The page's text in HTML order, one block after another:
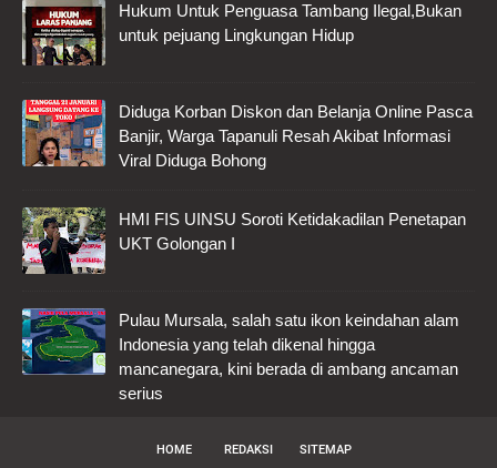
Hukum Untuk Penguasa Tambang Ilegal,Bukan
untuk pejuang Lingkungan Hidup
Diduga Korban Diskon dan Belanja Online Pasca
Banjir, Warga Tapanuli Resah Akibat Informasi
Viral Diduga Bohong
HMI FIS UINSU Soroti Ketidakadilan Penetapan
UKT Golongan I
Pulau Mursala, salah satu ikon keindahan alam
Indonesia yang telah dikenal hingga
mancanegara, kini berada di ambang ancaman
serius
HOME REDAKSI SITEMAP